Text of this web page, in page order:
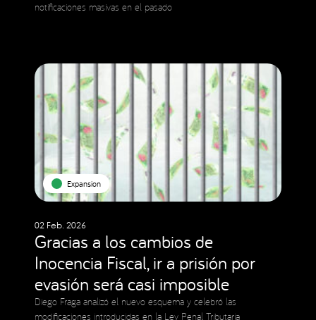
notificaciones masivas en el pasado
Expansion
02 Feb. 2026
Gracias a los cambios de
Inocencia Fiscal, ir a prisión por
evasión será casi imposible
Diego Fraga analizó el nuevo esquema y celebró las
modificaciones introducidas en la Ley Penal Tributaria